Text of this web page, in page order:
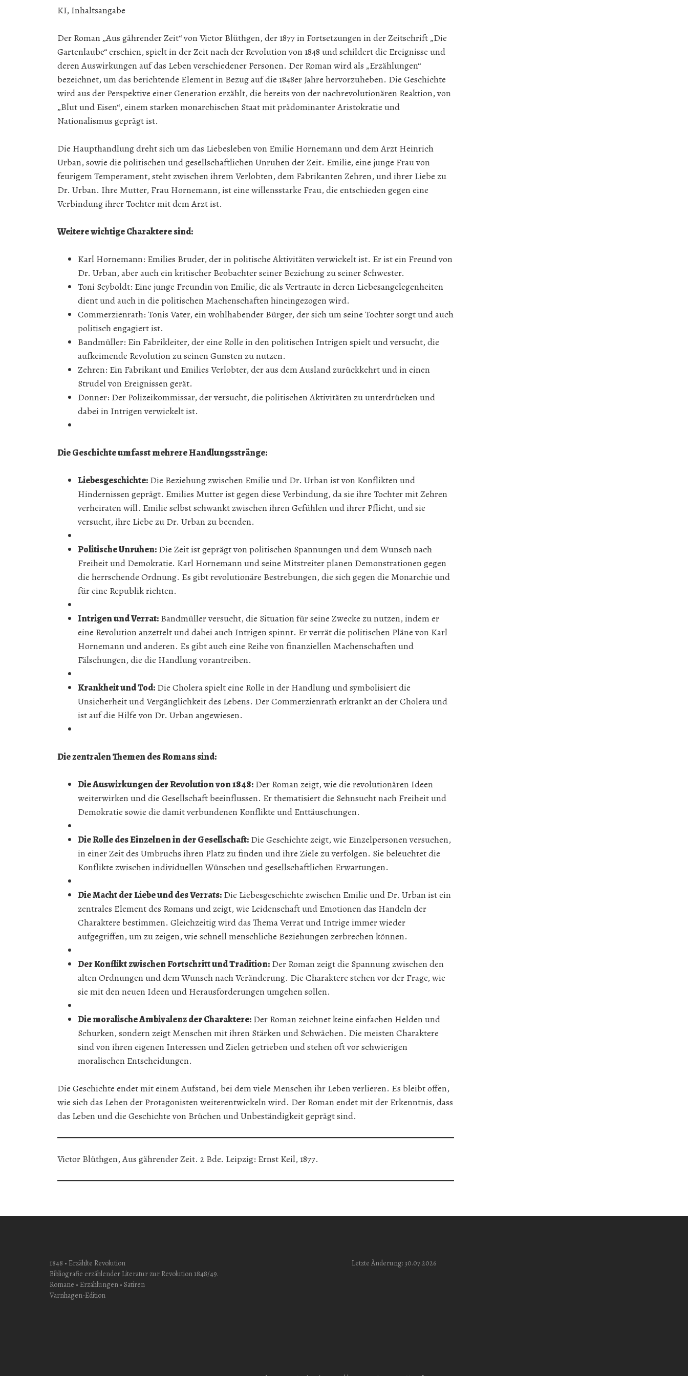
KI, Inhaltsangabe
Der Roman „Aus gährender Zeit“ von Victor Blüthgen, der 1877 in Fortsetzungen in der Zeitschrift „Die
Gartenlaube“ erschien, spielt in der Zeit nach der Revolution von 1848 und schildert die Ereignisse und
deren Auswirkungen auf das Leben verschiedener Personen. Der Roman wird als „Erzählungen“
bezeichnet, um das berichtende Element in Bezug auf die 1848er Jahre hervorzuheben. Die Geschichte
wird aus der Perspektive einer Generation erzählt, die bereits von der nachrevolutionären Reaktion, von
„Blut und Eisen“, einem starken monarchischen Staat mit prädominanter Aristokratie und
Nationalismus geprägt ist.
Die Haupthandlung dreht sich um das Liebesleben von Emilie Hornemann und dem Arzt Heinrich
Urban, sowie die politischen und gesellschaftlichen Unruhen der Zeit. Emilie, eine junge Frau von
feurigem Temperament, steht zwischen ihrem Verlobten, dem Fabrikanten Zehren, und ihrer Liebe zu
Dr. Urban. Ihre Mutter, Frau Hornemann, ist eine willensstarke Frau, die entschieden gegen eine
Verbindung ihrer Tochter mit dem Arzt ist.
Weitere wichtige Charaktere sind:
Karl Hornemann: Emilies Bruder, der in politische Aktivitäten verwickelt ist. Er ist ein Freund von
Dr. Urban, aber auch ein kritischer Beobachter seiner Beziehung zu seiner Schwester.
Toni Seyboldt: Eine junge Freundin von Emilie, die als Vertraute in deren Liebesangelegenheiten
dient und auch in die politischen Machenschaften hineingezogen wird.
Commerzienrath: Tonis Vater, ein wohlhabender Bürger, der sich um seine Tochter sorgt und auch
politisch engagiert ist.
Bandmüller: Ein Fabrikleiter, der eine Rolle in den politischen Intrigen spielt und versucht, die
aufkeimende Revolution zu seinen Gunsten zu nutzen.
Zehren: Ein Fabrikant und Emilies Verlobter, der aus dem Ausland zurückkehrt und in einen
Strudel von Ereignissen gerät.
Donner: Der Polizeikommissar, der versucht, die politischen Aktivitäten zu unterdrücken und
dabei in Intrigen verwickelt ist.
Die Geschichte umfasst mehrere Handlungsstränge:
Liebesgeschichte: Die Beziehung zwischen Emilie und Dr. Urban ist von Konflikten und
Hindernissen geprägt. Emilies Mutter ist gegen diese Verbindung, da sie ihre Tochter mit Zehren
verheiraten will. Emilie selbst schwankt zwischen ihren Gefühlen und ihrer Pflicht, und sie
versucht, ihre Liebe zu Dr. Urban zu beenden.
Politische Unruhen: Die Zeit ist geprägt von politischen Spannungen und dem Wunsch nach
Freiheit und Demokratie. Karl Hornemann und seine Mitstreiter planen Demonstrationen gegen
die herrschende Ordnung. Es gibt revolutionäre Bestrebungen, die sich gegen die Monarchie und
für eine Republik richten.
Intrigen und Verrat: Bandmüller versucht, die Situation für seine Zwecke zu nutzen, indem er
eine Revolution anzettelt und dabei auch Intrigen spinnt. Er verrät die politischen Pläne von Karl
Hornemann und anderen. Es gibt auch eine Reihe von finanziellen Machenschaften und
Fälschungen, die die Handlung vorantreiben.
Krankheit und Tod: Die Cholera spielt eine Rolle in der Handlung und symbolisiert die
Unsicherheit und Vergänglichkeit des Lebens. Der Commerzienrath erkrankt an der Cholera und
ist auf die Hilfe von Dr. Urban angewiesen.
Die zentralen Themen des Romans sind:
Die Auswirkungen der Revolution von 1848: Der Roman zeigt, wie die revolutionären Ideen
weiterwirken und die Gesellschaft beeinflussen. Er thematisiert die Sehnsucht nach Freiheit und
Demokratie sowie die damit verbundenen Konflikte und Enttäuschungen.
Die Rolle des Einzelnen in der Gesellschaft: Die Geschichte zeigt, wie Einzelpersonen versuchen,
in einer Zeit des Umbruchs ihren Platz zu finden und ihre Ziele zu verfolgen. Sie beleuchtet die
Konflikte zwischen individuellen Wünschen und gesellschaftlichen Erwartungen.
Die Macht der Liebe und des Verrats: Die Liebesgeschichte zwischen Emilie und Dr. Urban ist ein
zentrales Element des Romans und zeigt, wie Leidenschaft und Emotionen das Handeln der
Charaktere bestimmen. Gleichzeitig wird das Thema Verrat und Intrige immer wieder
aufgegriffen, um zu zeigen, wie schnell menschliche Beziehungen zerbrechen können.
Der Konflikt zwischen Fortschritt und Tradition: Der Roman zeigt die Spannung zwischen den
alten Ordnungen und dem Wunsch nach Veränderung. Die Charaktere stehen vor der Frage, wie
sie mit den neuen Ideen und Herausforderungen umgehen sollen.
Die moralische Ambivalenz der Charaktere: Der Roman zeichnet keine einfachen Helden und
Schurken, sondern zeigt Menschen mit ihren Stärken und Schwächen. Die meisten Charaktere
sind von ihren eigenen Interessen und Zielen getrieben und stehen oft vor schwierigen
moralischen Entscheidungen.
Die Geschichte endet mit einem Aufstand, bei dem viele Menschen ihr Leben verlieren. Es bleibt offen,
wie sich das Leben der Protagonisten weiterentwickeln wird. Der Roman endet mit der Erkenntnis, dass
das Leben und die Geschichte von Brüchen und Unbeständigkeit geprägt sind.
Victor Blüthgen, Aus gährender Zeit. 2 Bde. Leipzig: Ernst Keil, 1877.
1848 • Erzählte Revolution
Bibliografie erzählender Literatur zur Revolution 1848/49.
Romane • Erzählungen • Satiren
Varnhagen-Edition
Letzte Änderung: 30.07.2026